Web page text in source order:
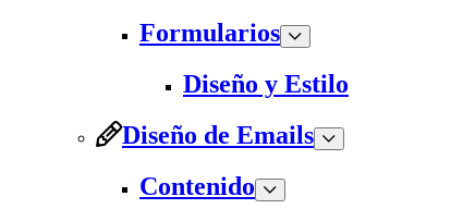
Formularios
Diseño y Estilo
Diseño de Emails
Contenido